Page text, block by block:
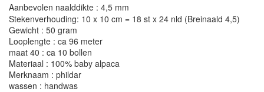
Aanbevolen naalddikte : 4,5 mm
Stekenverhouding: 10 x 10 cm = 18 st x 24 nld (Breinaald 4,5)
Gewicht : 50 gram
Looplengte : ca 96 meter
maat 40 : ca 10 bollen
Materiaal : 100% baby alpaca
Merknaam : phildar
wassen : handwas